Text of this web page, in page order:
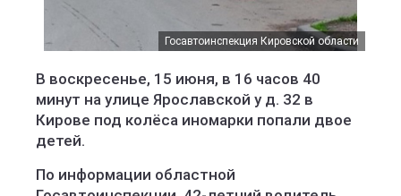
Госавтоинспекция Кировской области
В воскресенье, 15 июня, в 16 часов 40
минут на улице Ярославской у д. 32 в
Кирове под колёса иномарки попали двое
детей.
По информации областной